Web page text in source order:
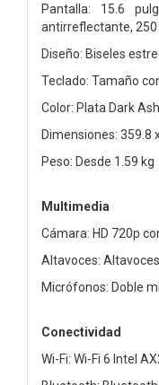
Pantalla: 15.6
antirreflectante, 250
Diseño: Biseles
Teclado: Tamaño
Color: Plata Dark
Dimensiones: 359.8
Peso: Desde 1.59 kg
Multimedia
Cámara: HD 720p
Altavoces:
Micrófonos: Doble
Conectividad
Wi-Fi: Wi-Fi 6 Intel